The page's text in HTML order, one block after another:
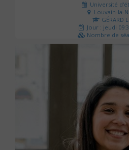
Université
Louvain-la-
GÉRARD
Jour : jeudi
Nombre de